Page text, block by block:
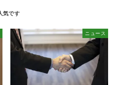
ニュース